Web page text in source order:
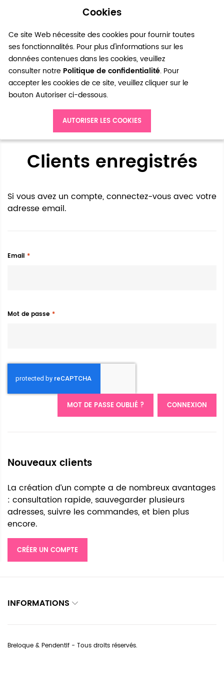
Cookies
Ce site Web nécessite des cookies pour fournir toutes
ses fonctionnalités. Pour plus d'informations sur les
données contenues dans les cookies, veuillez
consulter notre Politique de confidentialité. Pour
accepter les cookies de ce site, veuillez cliquer sur le
bouton Autoriser ci-dessous.
AUTORISER LES COOKIES
0
Accès client
Clients enregistrés
Si vous avez un compte, connectez-vous avec votre
adresse email.
Email
Mot de passe
CONNEXION
MOT DE PASSE OUBLIÉ ?
Nouveaux clients
La création d’un compte a de nombreux avantages
: consultation rapide, sauvegarder plusieurs
adresses, suivre les commandes, et bien plus
encore.
CRÉER UN COMPTE
INFORMATIONS
Breloque & Pendentif - Tous droits réservés.